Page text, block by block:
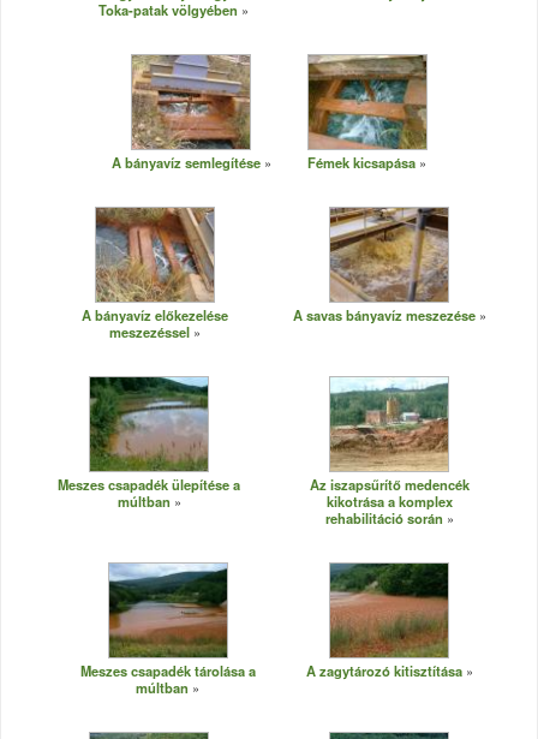
Toka-patak völgyében
A bányavíz semlegítése Fémek kicsapása
A bányavíz előkezelése
meszezéssel
A savas bányavíz meszezése
Meszes csapadék ülepítése a
múltban
Az iszapsűrítő medencék
kikotrása a komplex
rehabilitáció során
Meszes csapadék tárolása a
múltban
A zagytározó kitisztítása